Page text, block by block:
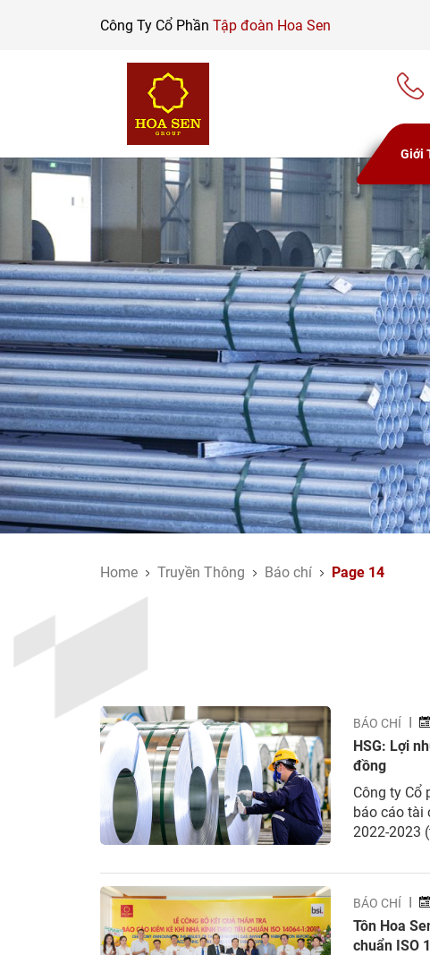
Công Ty Cổ Phần Tập đoàn Hoa Sen
Giới
Home Truyền Thông Báo chí Page 14
BÁO CHÍ
HSG: Lợi
đồng
Công ty Cổ
báo cáo tài
2022-2023
Theo đó,
BÁO CHÍ
Tôn Hoa
chuẩn ISO